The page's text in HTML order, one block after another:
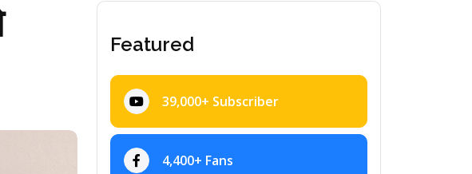
Featured
39,000+ Subscriber
4,400+ Fans